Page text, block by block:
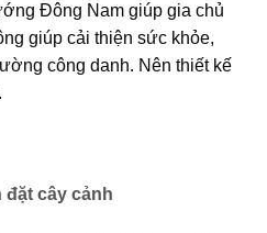
Đông Nam giúp gia chủ
giúp cải thiện sức khỏe,
công danh. Nên thiết kế
đặt cây cảnh